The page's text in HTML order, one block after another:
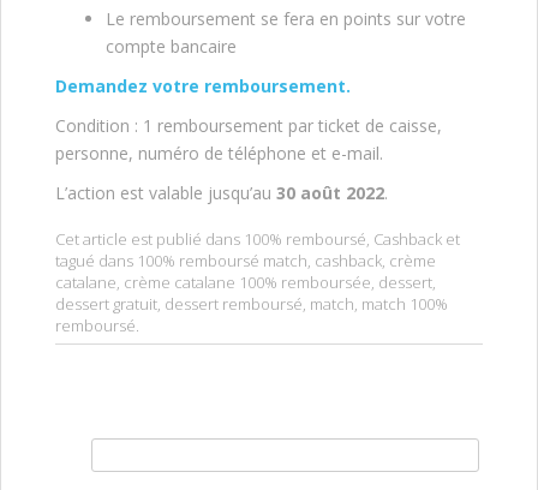
Le remboursement se fera en points sur votre
compte bancaire
Demandez votre remboursement.
Condition : 1 remboursement par ticket de caisse,
personne, numéro de téléphone et e-mail.
L’action est valable jusqu’au 30 août 2022.
Cet article est publié dans 100% remboursé, Cashback et
tagué dans 100% remboursé match, cashback, crème
catalane, crème catalane 100% remboursée, dessert,
dessert gratuit, dessert remboursé, match, match 100%
remboursé.